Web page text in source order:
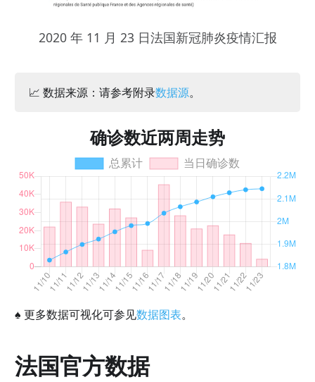
2020 年 11 月 23 日法国新冠肺炎疫情汇报
📈 数据来源：请参考附录数据源。
确诊数近两周走势
♠ 更多数据可视化可参见数据图表。
法国官方数据